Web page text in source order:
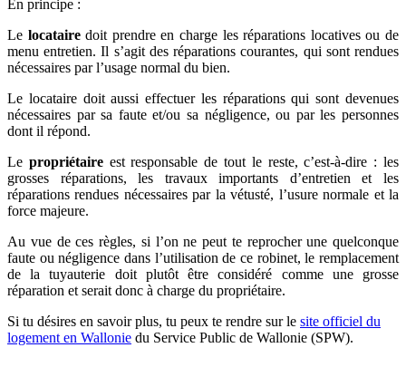
En principe :
Le locatairedoit prendre en charge les réparations locatives ou de
menu entretien. Il s’agit des réparations courantes, qui sont rendues
nécessaires par l’usage normal du bien.
Le locataire doit aussi effectuer les réparations qui sont devenues
nécessaires par sa faute et/ou sa négligence, ou par les personnes
dont il répond.
Le propriétaireest responsable de tout le reste, c’est-à-dire : les
grosses réparations, les travaux importants d’entretien et les
réparations rendues nécessaires par la vétusté, l’usure normale et la
force majeure.
Au vue de ces règles, si l’on ne peut te reprocher une quelconque
faute ou négligence dans l’utilisation de ce robinet, le remplacement
de la tuyauterie doit plutôt être considéré comme une grosse
réparation et serait donc à charge du propriétaire.
Si tu désires en savoir plus, tu peux te rendre sur le site officiel du
logement en Wallonie du Service Public de Wallonie (SPW).